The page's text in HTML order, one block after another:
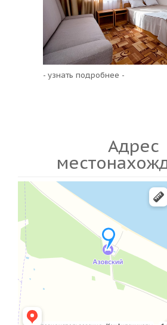
- узнать подробнее -
Адрес